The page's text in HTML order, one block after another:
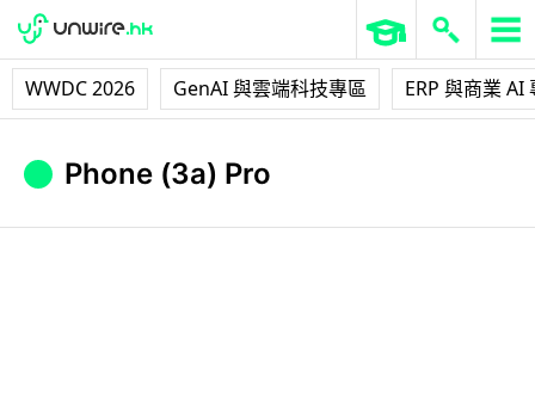
WWDC 2026 GenAI 與雲端科技專區 ERP 與商業 AI
Phone (3a) Pro